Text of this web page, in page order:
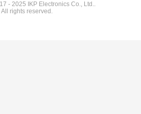
- 2025 IKP Electronics Co., Ltd..
All rights reserved.